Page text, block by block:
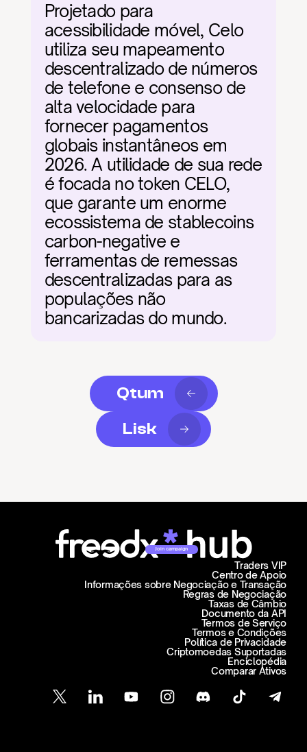
Projetado para
acessibilidade móvel, Celo
utiliza seu mapeamento
descentralizado de números
de telefone e consenso de
alta velocidade para
fornecer pagamentos
globais instantâneos em
2026. A utilidade de sua rede
é focada no token CELO,
que garante um enorme
ecossistema de stablecoins
carbon-negative e
ferramentas de remessas
descentralizadas para as
populações não
bancarizadas do mundo.
Qtum
Lisk
Join campaign
Centro de Apoio
Informações sobre Negociação e Transação
Traders VIP
Regras de Negociação
Taxas de Câmbio
Documento da API
Termos de Serviço
Termos e Condições
Política de Privacidade
Criptomoedas Suportadas
Enciclopédia
Comparar Ativos